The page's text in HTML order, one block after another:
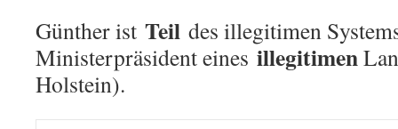
Günther ist Teil des illegitimen
Ministerpräsident eines illegitimen
Holstein).